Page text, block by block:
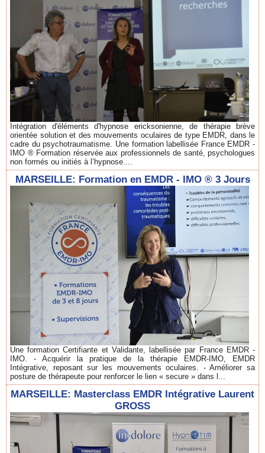
Intégration d'éléments d'hypnose ericksonienne, de thérapie brève
orientée solution et des mouvements oculaires de type EMDR, dans le
cadre du psychotraumatisme. Une formation labellisée France EMDR -
IMO ® Formation réservée aux professionnels de santé, psychologues
non formés ou initiés à l’hypnose....
MARSEILLE: Formation en EMDR - IMO ® 3 Jours
Une formation Certifiante et Validante, labellisée par France EMDR -
IMO. - Acquérir la pratique de la thérapie EMDR-IMO, EMDR
Intégrative, reposant sur les mouvements oculaires. - Améliorer sa
posture de thérapeute pour renforcer le lien « secure » dans l...
MARSEILLE: Masterclass EMDR Intégrative Laurent
GROSS